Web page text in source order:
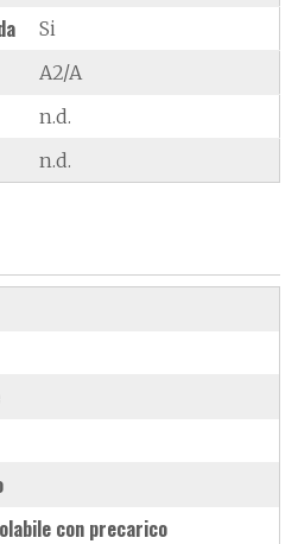
Si
A2/A
n.d.
n.d.
con precarico